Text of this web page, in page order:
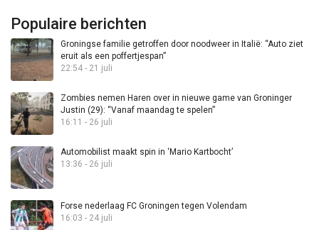
Populaire berichten
Groningse familie getroffen door noodweer in Italië: “Auto ziet
eruit als een poffertjespan”
22:54 - 21 juli
Zombies nemen Haren over in nieuwe game van Groninger
Justin (29): “Vanaf maandag te spelen”
16:11 - 26 juli
Automobilist maakt spin in ‘Mario Kartbocht’
13:36 - 26 juli
Forse nederlaag FC Groningen tegen Volendam
16:03 - 24 juli